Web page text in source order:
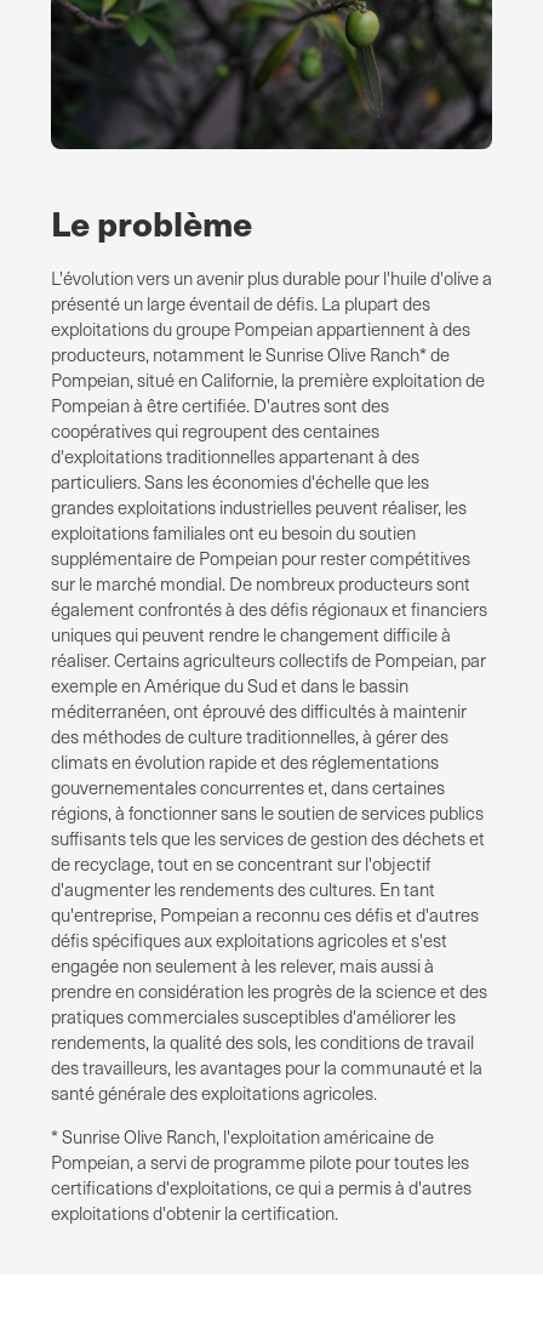
Le problème
L'évolution vers un avenir plus durable pour l'huile d'olive a
présenté un large éventail de défis. La plupart des
exploitations du groupe Pompeian appartiennent à des
producteurs, notamment le Sunrise Olive Ranch* de
Pompeian, situé en Californie, la première exploitation de
Pompeian à être certifiée. D'autres sont des
coopératives qui regroupent des centaines
d'exploitations traditionnelles appartenant à des
particuliers. Sans les économies d'échelle que les
grandes exploitations industrielles peuvent réaliser, les
exploitations familiales ont eu besoin du soutien
supplémentaire de Pompeian pour rester compétitives
sur le marché mondial. De nombreux producteurs sont
également confrontés à des défis régionaux et financiers
uniques qui peuvent rendre le changement difficile à
réaliser. Certains agriculteurs collectifs de Pompeian, par
exemple en Amérique du Sud et dans le bassin
méditerranéen, ont éprouvé des difficultés à maintenir
des méthodes de culture traditionnelles, à gérer des
climats en évolution rapide et des réglementations
gouvernementales concurrentes et, dans certaines
régions, à fonctionner sans le soutien de services publics
suffisants tels que les services de gestion des déchets et
de recyclage, tout en se concentrant sur l'objectif
d'augmenter les rendements des cultures. En tant
qu'entreprise, Pompeian a reconnu ces défis et d'autres
défis spécifiques aux exploitations agricoles et s'est
engagée non seulement à les relever, mais aussi à
prendre en considération les progrès de la science et des
pratiques commerciales susceptibles d'améliorer les
rendements, la qualité des sols, les conditions de travail
des travailleurs, les avantages pour la communauté et la
santé générale des exploitations agricoles.
* Sunrise Olive Ranch, l'exploitation américaine de
Pompeian, a servi de programme pilote pour toutes les
certifications d'exploitations, ce qui a permis à d'autres
exploitations d'obtenir la certification.